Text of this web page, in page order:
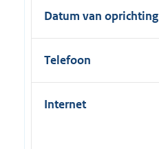
Datum van oprichting
Telefoon
Internet